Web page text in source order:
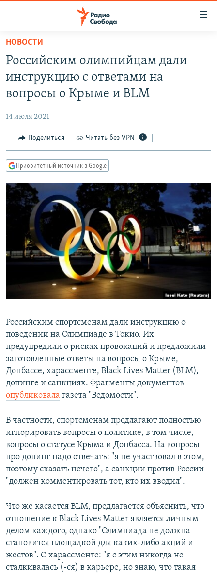
упрощенного
доступа
основному
Вернутся
Вернутся
поиску
АВТОРСКИЕ ПРОЕКТЫ
МНЕНИЯ
КУЛЬТУРА
КАВКАЗ.РЕАЛИИ
СЕВЕР.РЕАЛИИ
СИБИРЬ.РЕАЛИИ
РАСПИСАНИЕ ВЕЩАНИЯ
ПОДПИШИТЕСЬ НА РАССЫЛКУ
СОЦИАЛЬНЫЕ СЕТИ
Все сайты РСЕ/РС
НОВОСТИ
Российским олимпийцам дали
инструкцию с ответами на
вопросы о Крыме и BLM
14 июля 2021
Поделиться Читать без VPN
Приоритетный источник в Google
Российским спортсменам дали инструкцию о
поведении на Олимпиаде в Токио. Их
предупредили о рисках провокаций и предложили
заготовленные ответы на вопросы о Крыме,
Донбассе, харассменте, Black Lives Matter (BLM),
допинге и санкциях. Фрагменты документов
опубликовала газета "Ведомости".
В частности, спортсменам предлагают полностью
игнорировать вопросы о политике, в том числе,
вопросы о статусе Крыма и Донбасса. На вопросы
про допинг надо отвечать: "я не участвовал в этом,
поэтому сказать нечего", а санкции против России
"должен комментировать тот, кто их вводил".
Что же касается BLM, предлагается объяснить, что
отношение к Black Lives Matter является личным
делом каждого, однако "Олимпиада не должна
становится площадкой для каких-либо акций и
жестов". О харассменте: "я с этим никогда не
сталкивалась (-ся) в карьере, но знаю, что такая